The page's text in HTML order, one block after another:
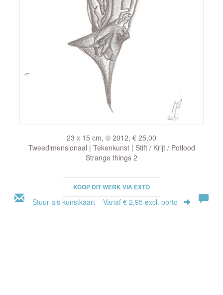
23 x 15 cm, © 2012, € 25,00
Tweedimensionaal | Tekenkunst | Stift / Krijt / Potlood
Strange things 2
KOOP DIT WERK VIA EXTO
Stuur als kunstkaart Vanaf € 2,95 excl. porto